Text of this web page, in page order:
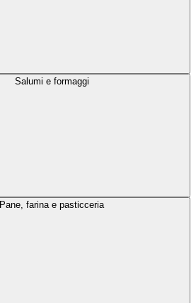
Salumi e formaggi
Pane, farina e pasticceria